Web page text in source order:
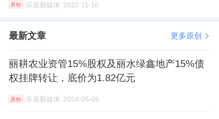
原创 乐居新媒体 2022-11-16
最新文章 更多原创
丽耕农业资管15%股权及丽水绿鑫地产15%债
权挂牌转让，底价为1.82亿元
原创 乐居新媒体 2024-05-06